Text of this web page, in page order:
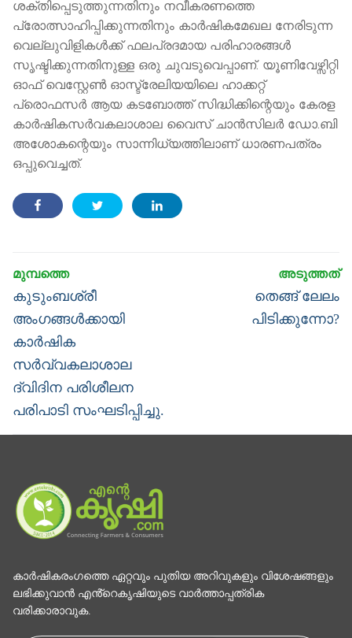
ശക്തിപ്പെടുത്തുന്നതിനും നവീകരണത്തെ
പ്രോത്സാഹിപ്പിക്കുന്നതിനും കാർഷികമേഖല നേരിടുന്ന
വെല്ലുവിളികൾക്ക് ഫലപ്രദമായ പരിഹാരങ്ങൾ
സൃഷ്ടിക്കുന്നതിനുള്ള ഒരു ചുവടുവെപ്പാണ്. യൂണിവേഴ്സിറ്റി
ഓഫ് വെസ്റ്റേൺ ഓസ്ട്രേലിയയിലെ ഹാക്കറ്റ്
പ്രൊഫസർ ആയ കടബോത്ത് സിദ്ധിക്കിന്റെയും കേരള
കാർഷികസർവകലാശാല വൈസ് ചാൻസിലർ ഡോ.ബി
അശോകന്റെയും സാന്നിധ്യത്തിലാണ് ധാരണപത്രം
ഒപ്പുവെച്ചത്.
navigation
Previous
post:
കുടുംബശ്രീ
അംഗങ്ങൾക്കായി
കാർഷിക
സർവ്വകലാശാല
ദ്വിദിന പരിശീലന
പരിപാടി സംഘടിപ്പിച്ചു.
Next
post:
തെങ്ങ് ലേലം
പിടിക്കുന്നോ?
കാര്‍ഷികരംഗത്തെ ഏറ്റവും പുതിയ അറിവുകളും വിശേഷങ്ങളും
ലഭിക്കുവാന്‍ എൻ്റെകൃഷിയുടെ വാര്‍ത്താപ്പത്രിക
വരിക്കാരാവുക.